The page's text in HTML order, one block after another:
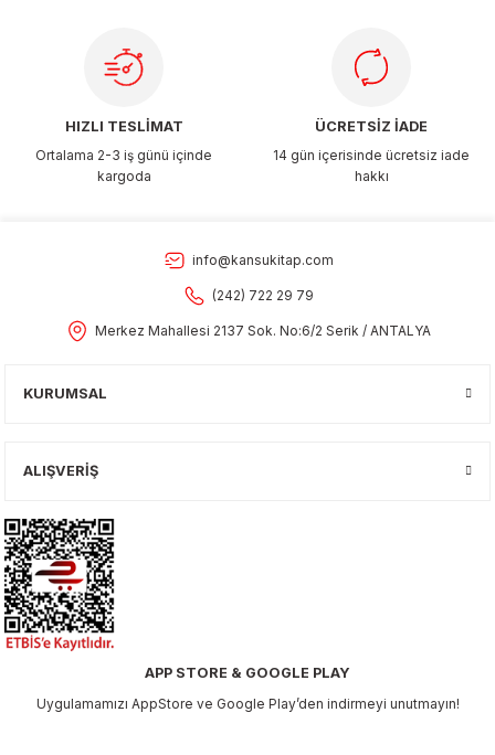
HIZLI TESLİMAT
Ortalama 2-3 iş günü içinde
kargoda
ÜCRETSİZ İADE
14 gün içerisinde ücretsiz iade
hakkı
info@kansukitap.com
(242) 722 29 79
Merkez Mahallesi 2137 Sok. No:6/2 Serik / ANTALYA
KURUMSAL
ALIŞVERİŞ
APP STORE & GOOGLE PLAY
Uygulamamızı AppStore ve Google Play’den indirmeyi unutmayın!